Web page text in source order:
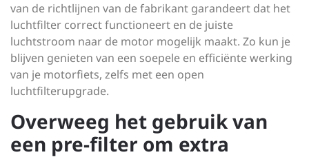
van de richtlijnen van de fabrikant garandeert dat het
luchtfilter correct functioneert en de juiste
luchtstroom naar de motor mogelijk maakt. Zo kun je
blijven genieten van een soepele en efficiënte werking
van je motorfiets, zelfs met een open
luchtfilterupgrade.
Overweeg het gebruik van
een pre-filter om extra